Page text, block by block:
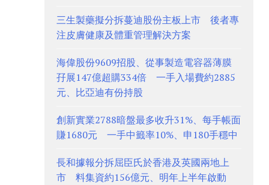
三生製藥擬分拆蔓迪股份主板上市 後者專
注皮膚健康及體重管理解決方案
海偉股份9609招股、從事製造電容器薄膜
孖展147億超購334倍 一手入場費約2885
元、比亞迪有份持股
創新實業2788暗盤最多收升31%、每手帳面
賺1680元 一手中籤率10%、申180手穩中
長和據報分拆屈臣氏於香港及英國兩地上
市 料集資約156億元、明年上半年啟動